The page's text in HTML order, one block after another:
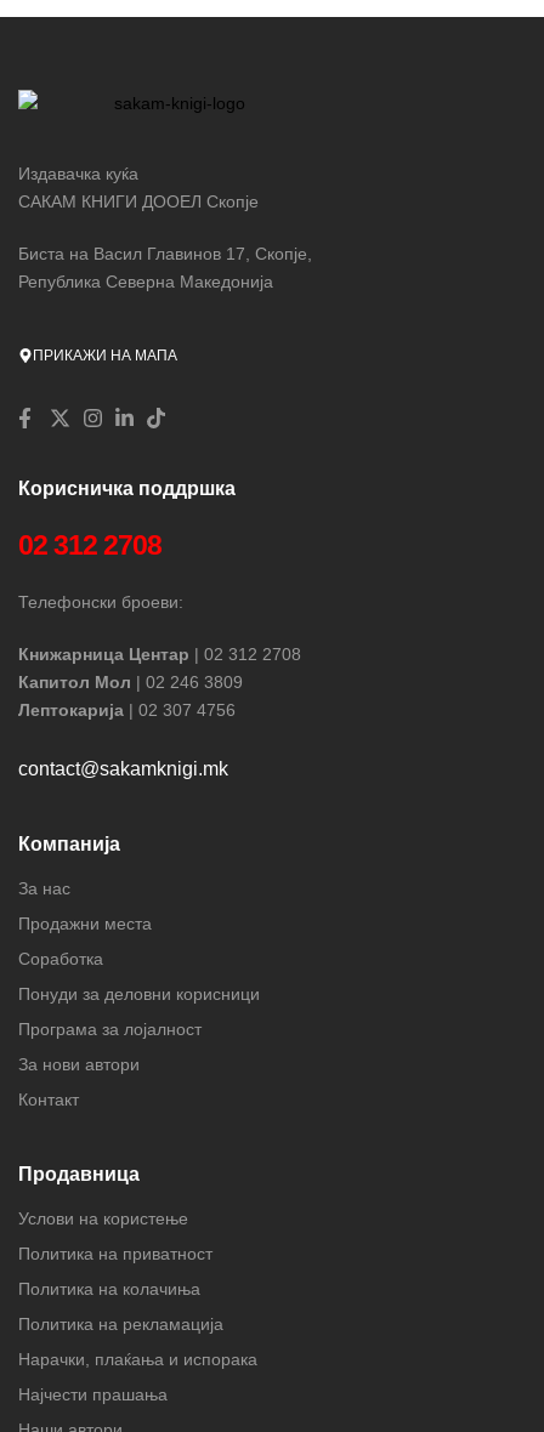
Издавачка куќа
САКАМ КНИГИ ДООЕЛ Скопје
Биста на Васил Главинов 17, Скопје,
Република Северна Македонија
ПРИКАЖИ НА МАПА
Корисничка поддршка
02 312 2708
Телефонски броеви:
Книжарница Центар | 02 312 2708
Капитол Мол | 02 246 3809
Лептокарија | 02 307 4756
contact@sakamknigi.mk
Компанија
За нас
Продажни места
Соработка
Понуди за деловни корисници
Програма за лојалност
За нови автори
Контакт
Продавница
Услови на користење
Политика на приватност
Политика на колачиња
Политика на рекламација
Нарачки, плаќања и испорака
Најчести прашања